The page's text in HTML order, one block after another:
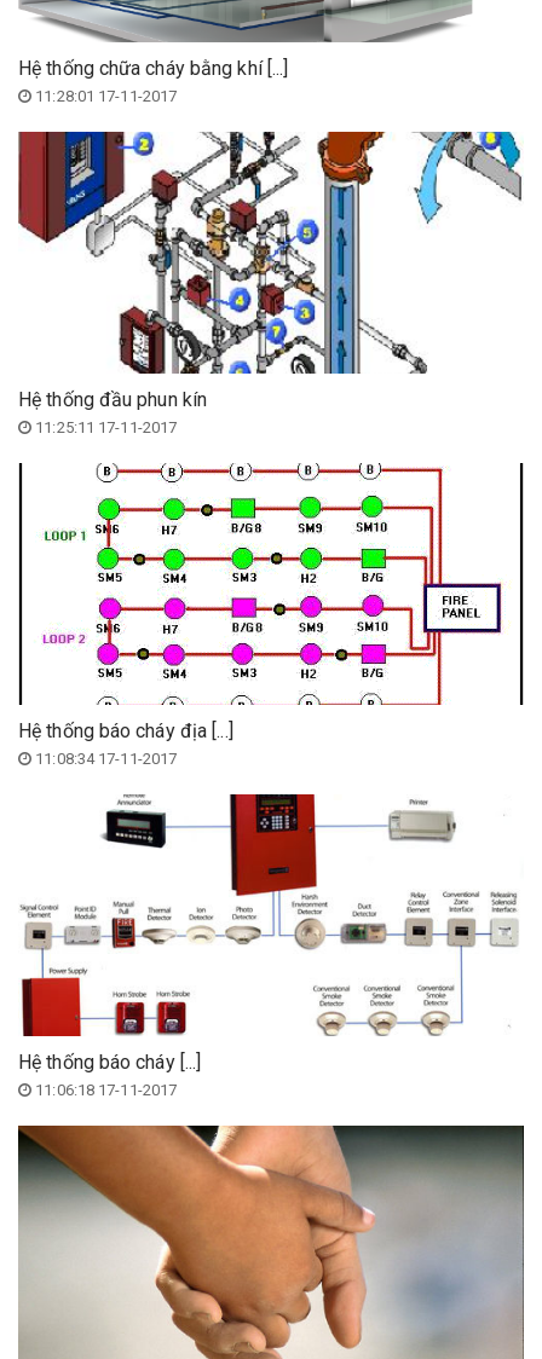
Hệ thống chữa cháy bằng khí [...]
11:28:01 17-11-2017
Hệ thống đầu phun kín
11:25:11 17-11-2017
Hệ thống báo cháy địa [...]
11:08:34 17-11-2017
Hệ thống báo cháy [...]
11:06:18 17-11-2017